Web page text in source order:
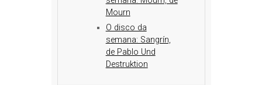
Mourn
O disco da
semana: Sangrín,
de Pablo Und
Destruktion